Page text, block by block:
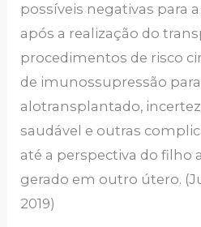
possíveis negativas para
após a realização do
procedimentos de risco
de imunossupressão
alotransplantado,
saudável e outras
até a perspectiva do filho
gerado em outro útero.
2019)